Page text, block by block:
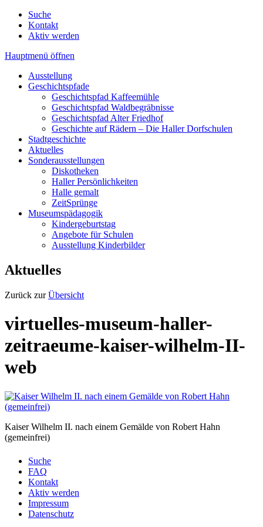
Suche
Kontakt
Aktiv werden
Hauptmenü öffnen
Ausstellung
Geschichtspfade
Geschichtspfad Kaffeemühle
Geschichtspfad Waldbegräbnisse
Geschichtspfad Alter Friedhof
Geschichte auf Rädern – Die Haller Dorfschulen
Stadtgeschichte
Aktuelles
Sonderausstellungen
Diskotheken
Haller Persönlichkeiten
Halle gemalt
ZeitSprünge
Museumspädagogik
Kindergeburtstag
Angebote für Schulen
Ausstellung Kinderbilder
Aktuelles
Zurück zurÜbersicht
virtuelles-museum-haller-
zeitraeume-kaiser-wilhelm-II-
web
Kaiser Wilhelm II. nach einem Gemälde von Robert Hahn
(gemeinfrei)
Suche
FAQ
Kontakt
Aktiv werden
Impressum
Datenschutz